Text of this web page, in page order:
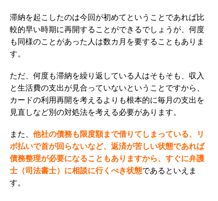
滞納を起こしたのは今回が初めてということであれば比
較的早い時期に再開することができるでしょうが、何度
も同様のことがあった人は数カ月を要することもありま
す。
ただ、何度も滞納を繰り返している人はそもそも、収入
と生活費の支出が見合っていないということですから、
カードの利用再開を考えるよりも根本的に毎月の支出を
見直しなど別の対処法を考える必要があります。
また、 他社の債務も限度額まで借りてしまっている、リ
ボ払いで首が回らないなど、返済が苦しい状態であれば
債務整理が必要になることもありますから、すぐに弁護
士（司法書士）に相談に行くべき状態であるといえま
す。